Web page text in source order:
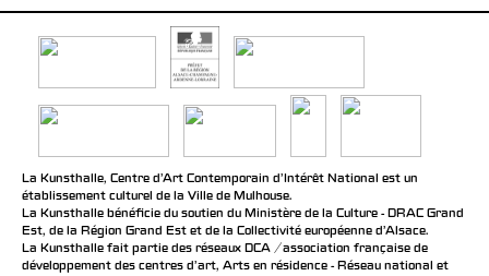
La Kunsthalle, Centre d’Art Contemporain d’Intérêt National est un
établissement culturel de la Ville de Mulhouse.
La Kunsthalle bénéficie du soutien du Ministère de la Culture - DRAC Grand
Est, de la Région Grand Est et de la Collectivité européenne d’Alsace.
La Kunsthalle fait partie des réseaux DCA / association française de
développement des centres d'art, Arts en résidence - Réseau national et